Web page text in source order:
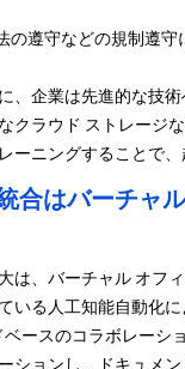
の遵守などの規制遵
、企業は先進的な技術
クラウド ストレージ
ーニングすることで
合はバーチャ
は、バーチャル オフ
いる 人工知能自動化に
ースのコラボレーシ
ションし、ドキュメン